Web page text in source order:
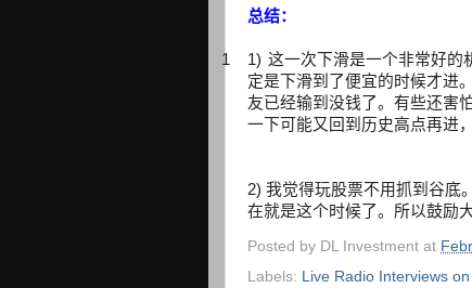
总结：
1 1) 这一次下滑是一个非常好的
定是下滑到了便宜的时候才进
友已经输到没钱了。有些还害
一下可能又回到历史高点再进
2) 我觉得玩股票不用抓到谷底
在就是这个时候了。所以鼓励
Posted by DL Investment at
Labels: Live Radio Interviews